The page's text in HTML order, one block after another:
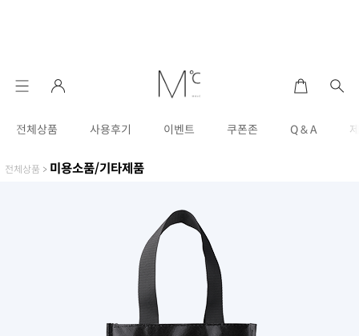
전체상품 사용후기 이벤트 쿠폰존 Q & A
전체상품 > 미용소품/기타제품